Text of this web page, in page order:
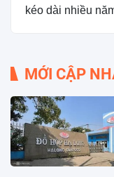
kéo dài nhiều
MỚI CẬP